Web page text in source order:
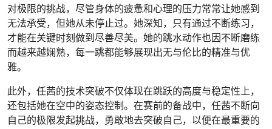
对极限的挑战，尽管身体的疲惫和心理的压力常常让她感到
无法承受，但她从未停止过。她深知，只有通过不断练习，
才能在关键时刻做到尽善尽美。她的跳水动作也因不断磨练
而越来越娴熟，每一跳都能够展现出无与伦比的精准与优
雅。
此外，任茜的技术突破不仅体现在跳跃的高度与稳定性上，
还包括她在空中的姿态控制。在赛前的备战中，任茜不断向
自己的极限发起挑战，勇敢地去突破自己，以便在最重要的